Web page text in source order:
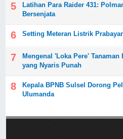
Latihan Para Raider 431:
Bersenjata
Setting Meteran Listrik
Mengenal 'Loka Pere'
yang Nyaris Punah
Kepala BPNB Sulsel Dorong
Ulumanda